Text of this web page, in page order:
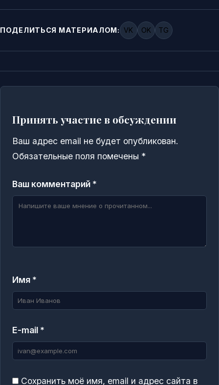
ПОДЕЛИТЬСЯ МАТЕРИАЛОМ: VK OK TG
Принять участие в обсуждении
Ваш адрес email не будет опубликован.
Обязательные поля помечены *
Ваш комментарий *
Имя *
E-mail *
Сохранить моё имя, email и адрес сайта в